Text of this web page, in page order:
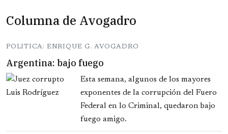
Columna de Avogadro
POLITICA: ENRIQUE G. AVOGADRO
Argentina: bajo fuego
Esta semana, algunos de los mayores
exponentes de la corrupción del Fuero
Federal en lo Criminal, quedaron bajo
fuego amigo.